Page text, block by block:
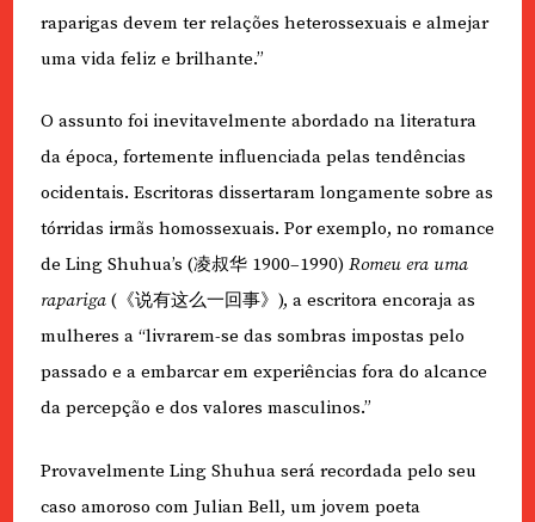
raparigas devem ter relações heterossexuais e almejar
uma vida feliz e brilhante.”
O assunto foi inevitavelmente abordado na literatura
da época, fortemente influenciada pelas tendências
ocidentais. Escritoras dissertaram longamente sobre as
tórridas irmãs homossexuais. Por exemplo, no romance
de Ling Shuhua’s (凌叔华1900–1990) Romeu era uma
rapariga(《说有这么一回事》 ), a escritora encoraja as
mulheres a “livrarem-se das sombras impostas pelo
passado e a embarcar em experiências fora do alcance
da percepção e dos valores masculinos.”
Provavelmente Ling Shuhua será recordada pelo seu
caso amoroso com Julian Bell, um jovem poeta